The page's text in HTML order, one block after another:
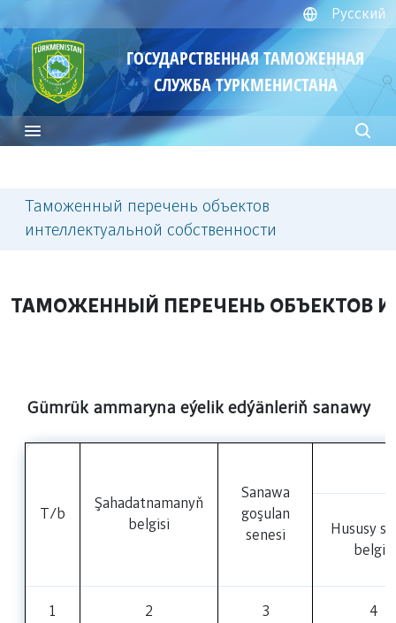
Русский
ГОСУДАРСТВЕННАЯ ТАМОЖЕННАЯ
СЛУЖБА ТУРКМЕНИСТАНА
Таможенный перечень объектов
интеллектуальной собственности
ТАМОЖЕННЫЙ ПЕРЕЧЕНЬ ОБЪЕКТОВ
Gümrük ammaryna eýelik edýänleriň sanawy
T/b
Şahadatnamanyň
belgisi
Sanawa
goşulan
senesi
Hususy
belgisi
1 2 3 4